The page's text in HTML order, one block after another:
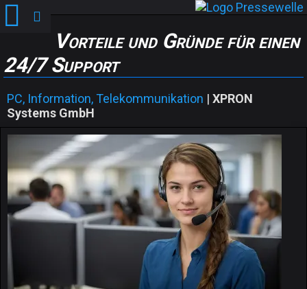
Vorteile und Gründe für einen
24/7 Support
PC, Information, Telekommunikation | XPRON
Systems GmbH